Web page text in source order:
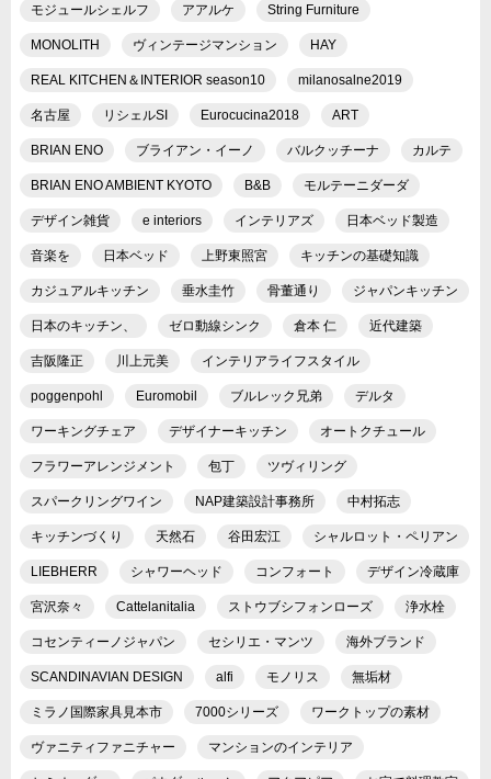
モジュールシェルフ アアルケ String Furniture
MONOLITH ヴィンテージマンション HAY
REAL KITCHEN＆INTERIOR season10 milanosalne2019
名古屋 リシェルSI Eurocucina2018 ART
BRIAN ENO ブライアン・イーノ バルクッチーナ カルテ
BRIAN ENO AMBIENT KYOTO B&B モルテーニダーダ
デザイン雑貨 e interiors インテリアズ 日本ベッド製造
音楽を 日本ベッド 上野東照宮 キッチンの基礎知識
カジュアルキッチン 垂水圭竹 骨董通り ジャパンキッチン
日本のキッチン、 ゼロ動線シンク 倉本 仁 近代建築
吉阪隆正 川上元美 インテリアライフスタイル
poggenpohl Euromobil ブルレック兄弟 デルタ
ワーキングチェア デザイナーキッチン オートクチュール
フラワーアレンジメント 包丁 ツヴィリング
スパークリングワイン NAP建築設計事務所 中村拓志
キッチンづくり 天然石 谷田宏江 シャルロット・ペリアン
LIEBHERR シャワーヘッド コンフォート デザイン冷蔵庫
宮沢奈々 Cattelanitalia ストウブシフォンローズ 浄水栓
コセンティーノジャパン セシリエ・マンツ 海外ブランド
SCANDINAVIAN DESIGN alfi モノリス 無垢材
ミラノ国際家具見本市 7000シリーズ ワークトップの素材
ヴァニティファニチャー マンションのインテリア